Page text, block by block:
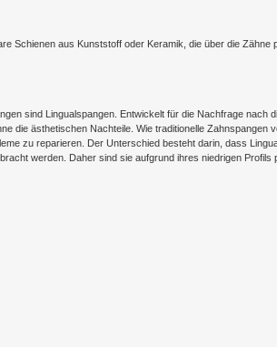
Schienen aus Kunststoff oder Keramik, die über die
sind Lingualspangen. Entwickelt für die Nachfrage nach
die ästhetischen Nachteile. Wie traditionelle Zahnspangen
zu reparieren. Der Unterschied besteht darin, dass
werden. Daher sind sie aufgrund ihres niedrigen Profils